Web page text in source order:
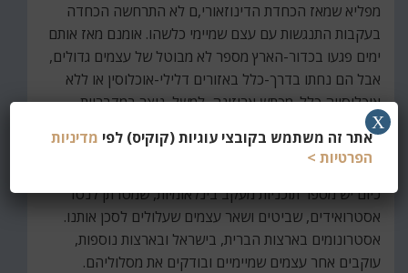
מפליא שמאז הכחדת הדינוזאורי,ם לא התרחשה הכחדה
בעקבות התנגשות עם עצם שמיימי כלשהו. אומנם מאז אותם
ימים פגעו בכדור-הארץ מספר לא מבוטל של עצמים גדולים,
אבל הם נחתו בדרך-כלל באזורים דלילי-אוכלוסין או ללא
אוכלוסייה כלל. מכתש אריזונה, למשל, נוצר במדבריות
ועומקו 170 מטר.
כיום יש מספר תוכניות מעקב בינלאומיות, שמטרתן לנטר
אסטרואידים, שביטים ושאר עצמים שעלולים לסכן אותנו.
אסטרונומים בארצות הברית, בישראל ובארצות נוספות,
עוקבים אחר עצמים שמיימיים ובודקים את מסלוליהם.
אתר זה משתמש בקובצי עוגיות (קוקיס) לפי מדיניות
הפרטיות >
X